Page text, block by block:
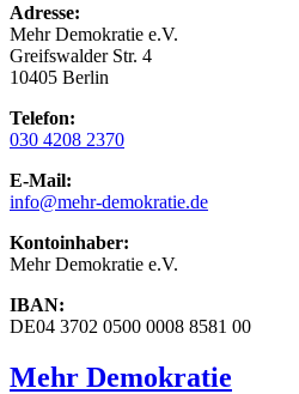
Adresse:
Mehr Demokratie e.V.
Greifswalder Str. 4
10405 Berlin
Telefon:
030 4208 2370
E-Mail:
info@mehr-demokratie.de
Kontoinhaber:
Mehr Demokratie e.V.
IBAN:
DE04 3702 0500 0008 8581 00
Mehr Demokratie